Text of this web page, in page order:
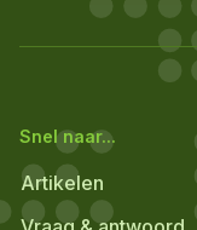
Snel naar...
Artikelen